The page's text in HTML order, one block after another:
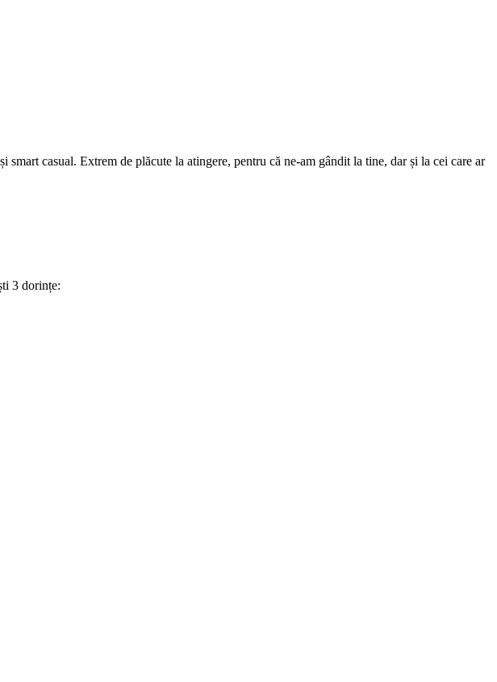
casual. Extrem de plăcute la atingere, pentru că ne-am gândit la tine, dar și la cei care ar
3 dorințe: